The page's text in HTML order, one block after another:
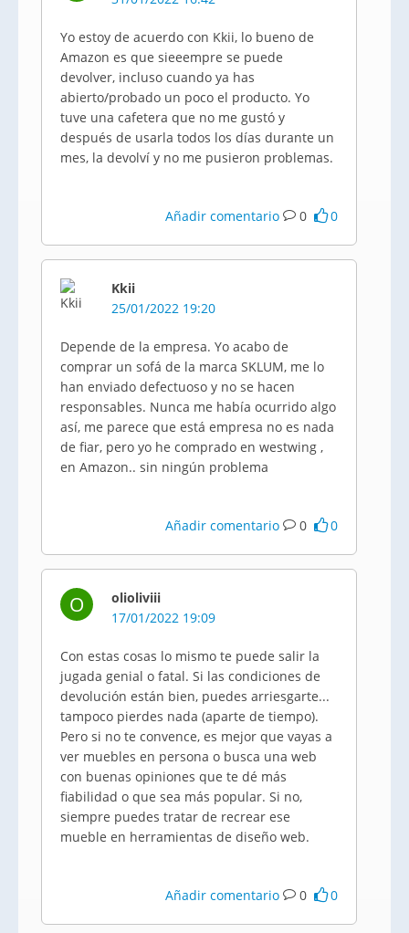
Yo estoy de acuerdo con Kkii, lo bueno de
Amazon es que sieeempre se puede
devolver, incluso cuando ya has
abierto/probado un poco el producto. Yo
tuve una cafetera que no me gustó y
después de usarla todos los días durante un
mes, la devolví y no me pusieron problemas.
Añadir comentario 0 0
Kkii
25/01/2022 19:20
Depende de la empresa. Yo acabo de
comprar un sofá de la marca SKLUM, me lo
han enviado defectuoso y no se hacen
responsables. Nunca me había ocurrido algo
así, me parece que está empresa no es nada
de fiar, pero yo he comprado en westwing ,
en Amazon.. sin ningún problema
Añadir comentario 0 0
O
olioliviii
17/01/2022 19:09
Con estas cosas lo mismo te puede salir la
jugada genial o fatal. Si las condiciones de
devolución están bien, puedes arriesgarte...
tampoco pierdes nada (aparte de tiempo).
Pero si no te convence, es mejor que vayas a
ver muebles en persona o busca una web
con buenas opiniones que te dé más
fiabilidad o que sea más popular. Si no,
siempre puedes tratar de recrear ese
mueble en herramientas de diseño web.
Añadir comentario 0 0